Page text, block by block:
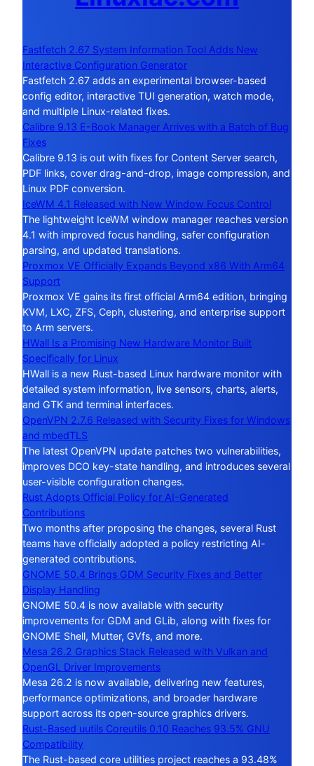
Fastfetch 2.67 System Information Tool Adds New
Interactive Configuration Generator
Fastfetch 2.67 adds an experimental browser-based
config editor, interactive TUI generation, watch mode,
and multiple Linux-related fixes.
Calibre 9.13 E-Book Manager Arrives with a Batch of Bug
Fixes
Calibre 9.13 is out with fixes for Content Server search,
PDF links, cover drag-and-drop, image compression, and
Linux PDF conversion.
IceWM 4.1 Released with New Window Focus Control
The lightweight IceWM window manager reaches version
4.1 with improved focus handling, safer configuration
parsing, and updated translations.
Proxmox VE Officially Expands Beyond x86 With Arm64
Support
Proxmox VE gains its first official Arm64 edition, bringing
KVM, LXC, ZFS, Ceph, clustering, and enterprise support
to Arm servers.
HWall Is a Promising New Hardware Monitor Built
Specifically for Linux
HWall is a new Rust-based Linux hardware monitor with
detailed system information, live sensors, charts, alerts,
and GTK and terminal interfaces.
OpenVPN 2.7.6 Released with Security Fixes for Windows
and mbedTLS
The latest OpenVPN update patches two vulnerabilities,
improves DCO key-state handling, and introduces several
user-visible configuration changes.
Rust Adopts Official Policy for AI-Generated
Contributions
Two months after proposing the changes, several Rust
teams have officially adopted a policy restricting AI-
generated contributions.
GNOME 50.4 Brings GDM Security Fixes and Better
Display Handling
GNOME 50.4 is now available with security
improvements for GDM and GLib, along with fixes for
GNOME Shell, Mutter, GVfs, and more.
Mesa 26.2 Graphics Stack Released with Vulkan and
OpenGL Driver Improvements
Mesa 26.2 is now available, delivering new features,
performance optimizations, and broader hardware
support across its open-source graphics drivers.
Rust-Based uutils Coreutils 0.10 Reaches 93.5% GNU
Compatibility
The Rust-based core utilities project reaches a 93.48%